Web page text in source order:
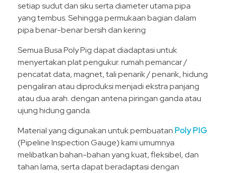
setiap sudut dan siku serta diameter utama pipa
yang tembus. Sehingga permukaan bagian dalam
pipa benar-benar bersih dan kering
Semua Busa Poly Pig dapat diadaptasi untuk
menyertakan plat pengukur. rumah pemancar /
pencatat data, magnet, tali penarik / penarik, hidung
pengaliran atau diproduksi menjadi ekstra panjang
atau dua arah. dengan antena piringan ganda atau
ujung hidung ganda.
Material yang digunakan untuk pembuatan Poly PIG
(Pipeline Inspection Gauge) kami umumnya
melibatkan bahan-bahan yang kuat, fleksibel, dan
tahan lama, serta dapat beradaptasi dengan